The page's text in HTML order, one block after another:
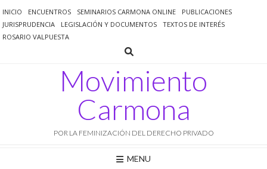
al
contenido
INICIO ENCUENTROS SEMINARIOS CARMONA ONLINE
PUBLICACIONES
JURISPRUDENCIA
LEGISLACIÓN Y DOCUMENTOS
TEXTOS DE INTERÉS
ROSARIO VALPUESTA
Movimiento
Carmona
POR LA FEMINIZACIÓN DEL DERECHO PRIVADO
MENU